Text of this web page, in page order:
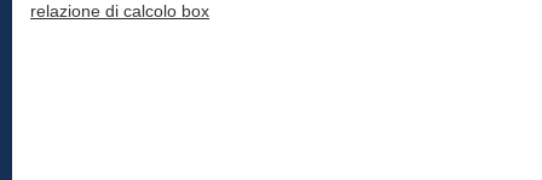
relazione di calcolo box